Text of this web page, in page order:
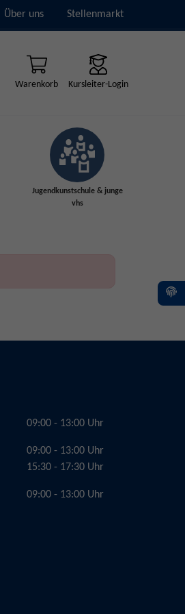
Über uns Stellenmarkt
Warenkorb Kursleiter-Login
Jugendkunstschule & junge
vhs
09:00 - 13:00 Uhr
09:00 - 13:00 Uhr
15:30 - 17:30 Uhr
09:00 - 13:00 Uhr